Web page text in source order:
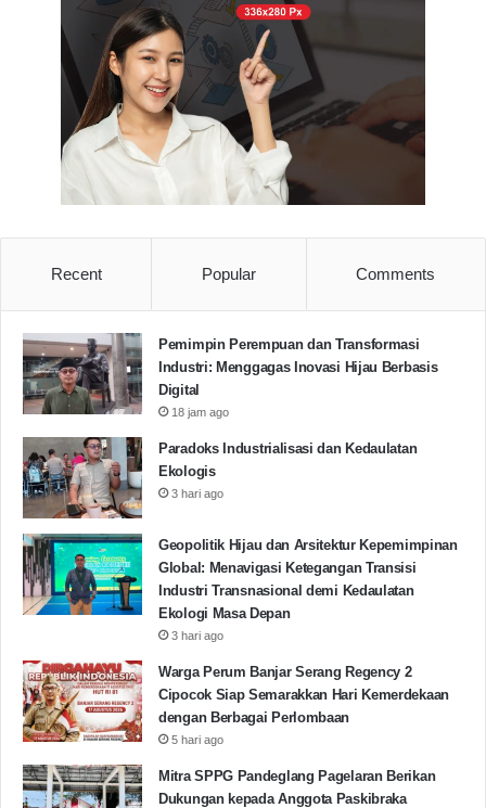
88 M.
Anggaran Perdin Cipayung Plus
DPRD Pandeglang
Pemkab Pandeglang
Copy URL
Recent Popular Comments
Pemimpin Perempuan dan Transformasi
Industri: Menggagas Inovasi Hijau Berbasis
Digital
18 jam ago
Paradoks Industrialisasi dan Kedaulatan
Ekologis
3 hari ago
Geopolitik Hijau dan Arsitektur Kepemimpinan
Global: Menavigasi Ketegangan Transisi
Industri Transnasional demi Kedaulatan
Ekologi Masa Depan
3 hari ago
Warga Perum Banjar Serang Regency 2
Cipocok Siap Semarakkan Hari Kemerdekaan
dengan Berbagai Perlombaan
5 hari ago
Mitra SPPG Pandeglang Pagelaran Berikan
Dukungan kepada Anggota Paskibraka